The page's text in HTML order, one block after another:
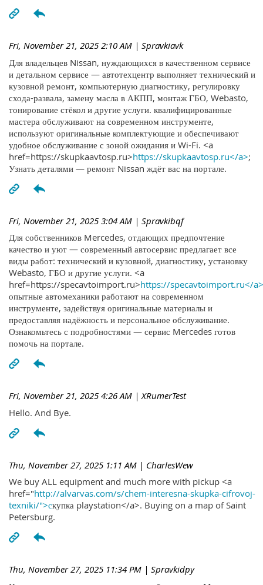
Fri, November 21, 2025 2:10 AM | Spravkiavk
Для владельцев Nissan, нуждающихся в качественном сервисе
и детальном сервисе — автотехцентр выполняет технический и
кузовной ремонт, компьютерную диагностику, регулировку
схода-развала, замену масла в АКПП, монтаж ГБО, Webasto,
тонирование стёкол и другие услуги. квалифицированные
мастера обслуживают на современном инструменте,
используют оригинальные комплектующие и обеспечивают
удобное обслуживание с зоной ожидания и Wi-Fi. <a
href=https://skupkaavtosp.ru>https://skupkaavtosp.ru</a>;
Узнать деталями — ремонт Nissan ждёт вас на портале.
Fri, November 21, 2025 3:04 AM | Spravkibqf
Для собственников Mercedes, отдающих предпочтение
качество и уют — современный автосервис предлагает все
виды работ: технический и кузовной, диагностику, установку
Webasto, ГБО и другие услуги. <a
href=https://specavtoimport.ru>https://specavtoimport.ru</a>
опытные автомеханики работают на современном
инструменте, задействуя оригинальные материалы и
предоставляя надёжность и персональное обслуживание.
Ознакомьтесь с подробностями — сервис Mercedes готов
помочь на портале.
Fri, November 21, 2025 4:26 AM | XRumerTest
Hello. And Bye.
Thu, November 27, 2025 1:11 AM | CharlesWew
We buy ALL equipment and much more with pickup <a
href="http://alvarvas.com/s/chem-interesna-skupka-cifrovoj-
texniki/">скупка playstation</a>. Buying on a map of Saint
Petersburg.
Thu, November 27, 2025 11:34 PM | Spravkidpy